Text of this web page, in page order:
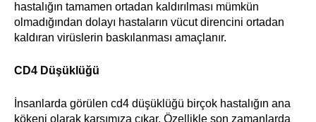
hastalığın tamamen ortadan kaldırılması mümkün
olmadığından dolayı hastaların vücut direncini ortadan
kaldıran virüslerin baskılanması amaçlanır.
CD4 Düşüklüğü
İnsanlarda görülen cd4 düşüklüğü birçok hastalığın ana
kökeni olarak karşımıza çıkar. Özellikle son zamanlarda